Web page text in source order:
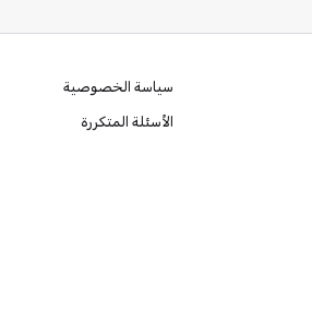
سياسة الخصوصية
الأسئلة المتكررة